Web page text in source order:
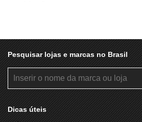
Pesquisar lojas e marcas no Brasil
Dicas úteis